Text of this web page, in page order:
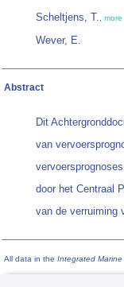
Scheltjens, T., more
Wever, E.
Abstract
Dit
van
door het Centraal
van de verruiming
All data in the Integrated